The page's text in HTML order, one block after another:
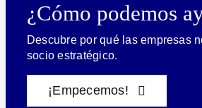
¿Cómo podemos
Descubre por qué las empresas
socio estratégico.
¡Empecemos!